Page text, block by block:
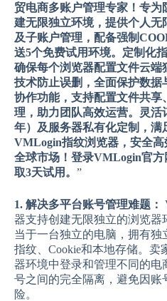
贸电商多账户管理专家！专为
建无限独立环境，提供个人无
及子账户管理，配备强制
送5个免费试用环境。定制化
确保每个浏览器配置文件云端
技术防止误删，全面保护数据
协作功能，支持配置文件共享
理，助力团队高效运营。灵活
年）及服务器私有化定制，满
VMLogin指纹浏览器，安全
全球市场！登录VMLogin官
取3天试用。 ”
1. 解决多平台账号管理难题：
器支持创建无限独立的浏览器
当于一台独立的电脑，拥有独
指纹、Cookie和本地存储。卖
器环境中登录和管理不同的电
号之间的完全隔离，避免因账
险。